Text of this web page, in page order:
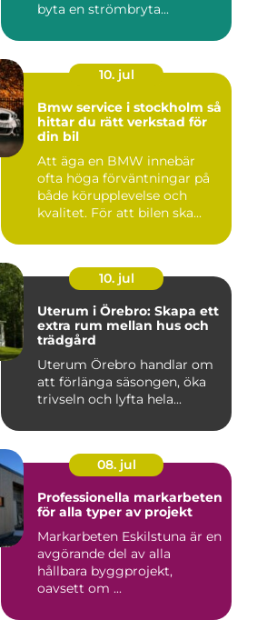
byta en strömbryta...
10. jul
Bmw service i stockholm så
hittar du rätt verkstad för
din bil
Att äga en BMW innebär
ofta höga förväntningar på
både körupplevelse och
kvalitet. För att bilen ska...
10. jul
Uterum i Örebro: Skapa ett
extra rum mellan hus och
trädgård
Uterum Örebro handlar om
att förlänga säsongen, öka
trivseln och lyfta hela...
08. jul
Professionella markarbeten
för alla typer av projekt
Markarbeten Eskilstuna är en
avgörande del av alla
hållbara byggprojekt,
oavsett om ...